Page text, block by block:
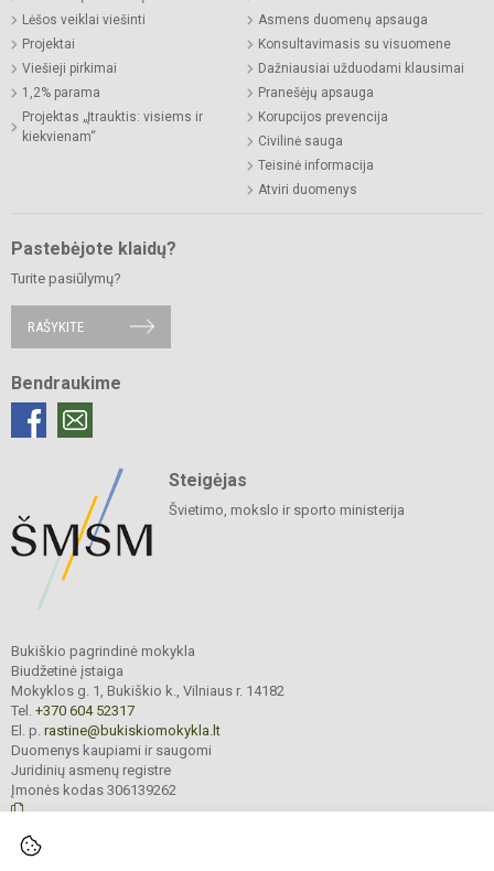
Lėšos veiklai viešinti
Projektai
Viešieji pirkimai
1,2% parama
Projektas „Įtrauktis: visiems ir
kiekvienam“
Asmens duomenų apsauga
Konsultavimasis su visuomene
Dažniausiai užduodami klausimai
Pranešėjų apsauga
Korupcijos prevencija
Civilinė sauga
Teisinė informacija
Atviri duomenys
Pastebėjote klaidų?
Turite pasiūlymų?
RAŠYKITE
Bendraukime
Steigėjas
Švietimo, mokslo ir sporto ministerija
Bukiškio pagrindinė mokykla
Biudžetinė įstaiga
Mokyklos g. 1, Bukiškio k., Vilniaus r. 14182
Tel. +370 604 52317
El. p. rastine@bukiskiomokykla.lt
Duomenys kaupiami ir saugomi
Juridinių asmenų registre
Įmonės kodas 306139262